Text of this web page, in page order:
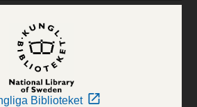
Biblioteket